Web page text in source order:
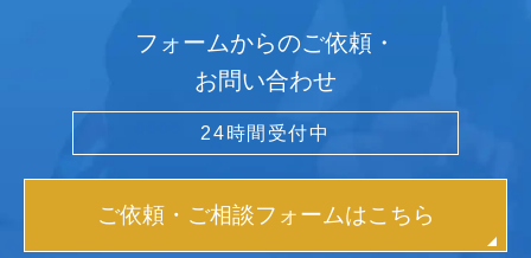
フォームからのご依頼・
お問い合わせ
24時間受付中
ご依頼・ご相談フォームはこちら